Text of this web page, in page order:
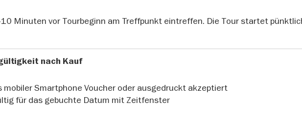
Friedrich I. bis in die Gegenwart.
I.
Entdeckungen
– Zeiten
Jahrhundert
Minuten vor Tourbeginn am Treffpunkt eintreffen. Die Tour startet
nach Kauf
mobiler Smartphone Voucher oder ausgedruckt akzeptiert
für das gebuchte Datum mit Zeitfenster